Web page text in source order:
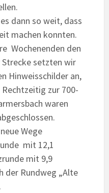
dann so weit, dass
machen konnten.
Wochenenden den
setzten wir
Hinweisschilder an,
zur 700-
waren
Wege
mit 12,1
mit 9,9
der Rundweg „Alte